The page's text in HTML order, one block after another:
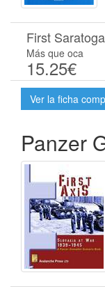
First
Más que oca
15.25€
Ver la ficha
Panzer